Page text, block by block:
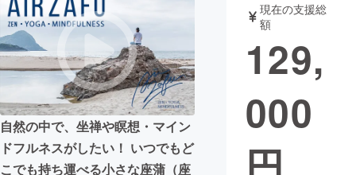
テクノロジー・ガジェット
映像・映画 書籍・雑誌
ビジネス・起業 チャレンジ
まちづくり・地域活性化
自然の中で、坐禅や瞑想・マイン
ドフルネスがしたい！ いつでもど
こでも持ち運べる小さな座蒲（座
現在の支援総
額
129,
000